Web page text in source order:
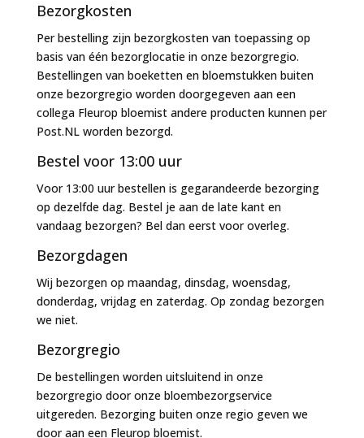
Bezorgkosten
Per bestelling zijn bezorgkosten van toepassing op
basis van één bezorglocatie in onze bezorgregio.
Bestellingen van boeketten en bloemstukken buiten
onze bezorgregio worden doorgegeven aan een
collega Fleurop bloemist andere producten kunnen per
Post.NL worden bezorgd.
Bestel voor 13:00 uur
Voor 13:00 uur bestellen is gegarandeerde bezorging
op dezelfde dag. Bestel je aan de late kant en
vandaag bezorgen? Bel dan eerst voor overleg.
Bezorgdagen
Wij bezorgen op maandag, dinsdag, woensdag,
donderdag, vrijdag en zaterdag. Op zondag bezorgen
we niet.
Bezorgregio
De bestellingen worden uitsluitend in onze
bezorgregio door onze bloembezorgservice
uitgereden. Bezorging buiten onze regio geven we
door aan een Fleurop bloemist.